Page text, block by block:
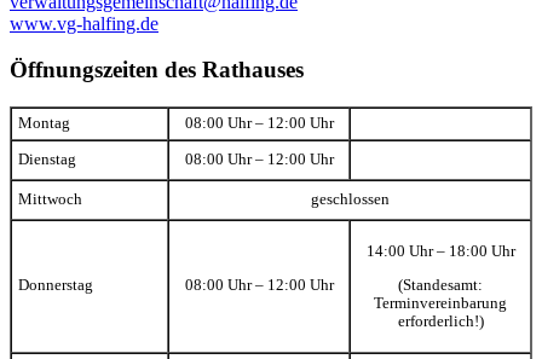
www.vg-halfing.de
Öffnungszeiten des Rathauses
Montag 08:00 Uhr – 12:00 Uhr
Dienstag 08:00 Uhr – 12:00 Uhr
Mittwoch geschlossen
Donnerstag 08:00 Uhr – 12:00 Uhr
14:00 Uhr – 18:00 Uhr
(Standesamt:
Terminvereinbarung
erforderlich!)